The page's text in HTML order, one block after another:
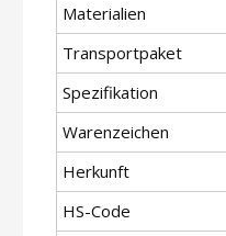
Materialien
Transportpaket
Spezifikation
Warenzeichen
Herkunft
HS-Code